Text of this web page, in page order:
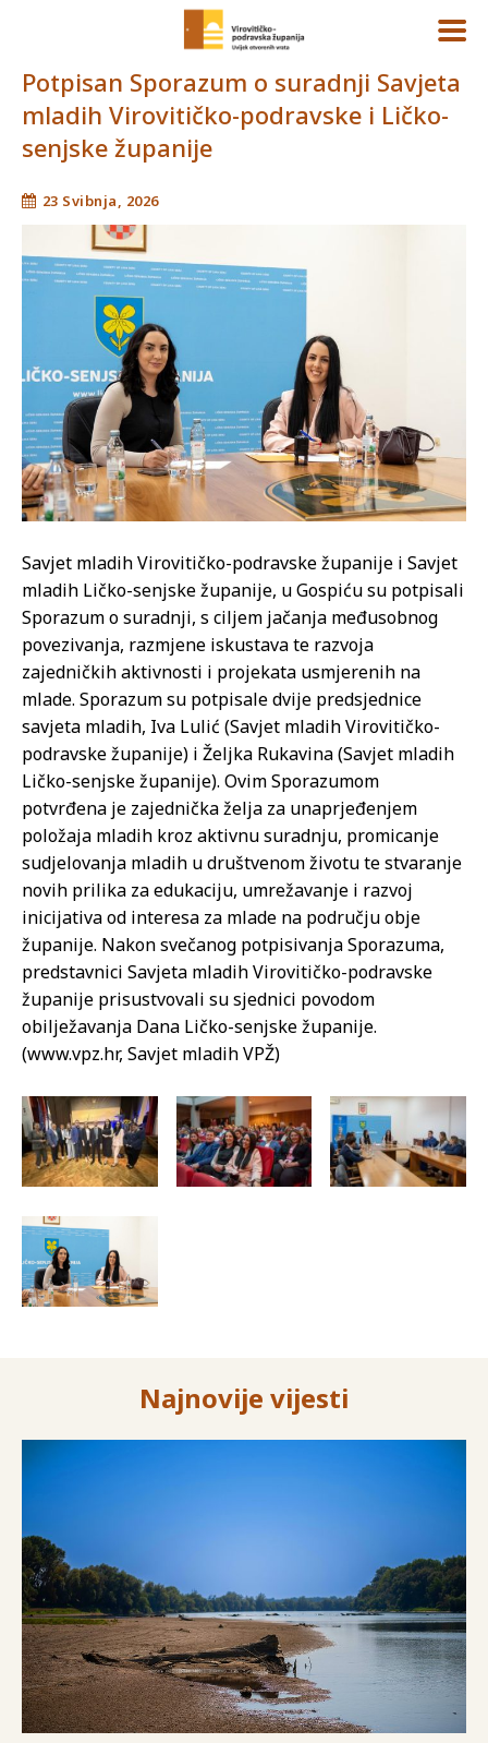
Potpisan Sporazum o suradnji Savjeta
mladih Virovitičko-podravske i Ličko-
senjske županije
23 Svibnja, 2026
Savjet mladih Virovitičko-podravske županije i Savjet
mladih Ličko-senjske županije, u Gospiću su potpisali
Sporazum o suradnji, s ciljem jačanja međusobnog
povezivanja, razmjene iskustava te razvoja
zajedničkih aktivnosti i projekata usmjerenih na
mlade. Sporazum su potpisale dvije predsjednice
savjeta mladih, Iva Lulić (Savjet mladih Virovitičko-
podravske županije) i Željka Rukavina (Savjet mladih
Ličko-senjske županije). Ovim Sporazumom
potvrđena je zajednička želja za unaprjeđenjem
položaja mladih kroz aktivnu suradnju, promicanje
sudjelovanja mladih u društvenom životu te stvaranje
novih prilika za edukaciju, umrežavanje i razvoj
inicijativa od interesa za mlade na području obje
županije. Nakon svečanog potpisivanja Sporazuma,
predstavnici Savjeta mladih Virovitičko-podravske
županije prisustvovali su sjednici povodom
obilježavanja Dana Ličko-senjske županije.
(www.vpz.hr, Savjet mladih VPŽ)
Najnovije vijesti